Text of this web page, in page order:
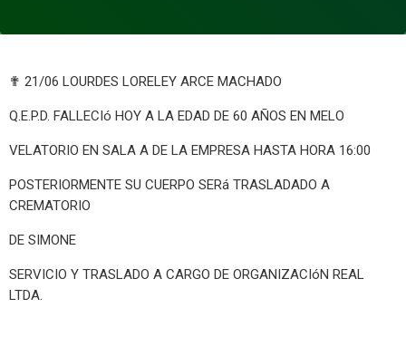
✟ 21/06 LOURDES LORELEY ARCE MACHADO
Q.E.P.D. FALLECIó HOY A LA EDAD DE 60 AÑOS EN MELO
VELATORIO EN SALA A DE LA EMPRESA HASTA HORA 16:00
POSTERIORMENTE SU CUERPO SERá TRASLADADO A
CREMATORIO
DE SIMONE
SERVICIO Y TRASLADO A CARGO DE ORGANIZACIóN REAL
LTDA.